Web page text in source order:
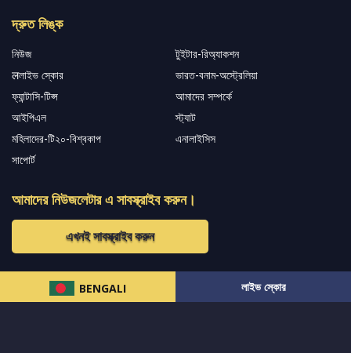
BENGALI লাইভ স্কোর
দ্রুত লিঙ্ক
নিউজ
টুইটার-রিঅ্যাকশন
लলাইভ স্কোর
ভারত-বনাম-অস্ট্রেলিয়া
ফ্যান্টাসি-টিপ্স
আমাদের সম্পর্কে
আইপিএল
স্ট্যাট
মহিলাদের-টি২০-বিশ্বকাপ
এনালাইসিস
সাপোর্ট
আমাদের নিউজলেটার এ সাবস্ক্রাইব করুন।
এখনই সাবস্ক্রাইব করুন
আমাদের অনুসরণ করুন এবং সর্বশেষ আপডেট পান